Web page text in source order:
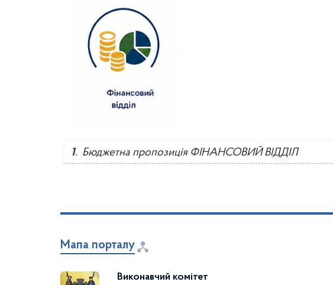
1. Бюджетна пропозиція ФІНАНСОВИЙ ВІДДІЛ
Мапа порталу
Виконавчий комітет